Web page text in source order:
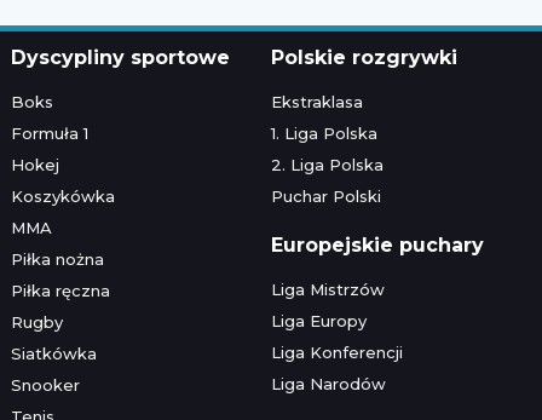
Dyscypliny sportowe
Boks
Formuła 1
Hokej
Koszykówka
MMA
Piłka nożna
Piłka ręczna
Rugby
Siatkówka
Snooker
Polskie rozgrywki
Ekstraklasa
1. Liga Polska
2. Liga Polska
Puchar Polski
Europejskie puchary
Liga Mistrzów
Liga Europy
Liga Konferencji
Liga Narodów